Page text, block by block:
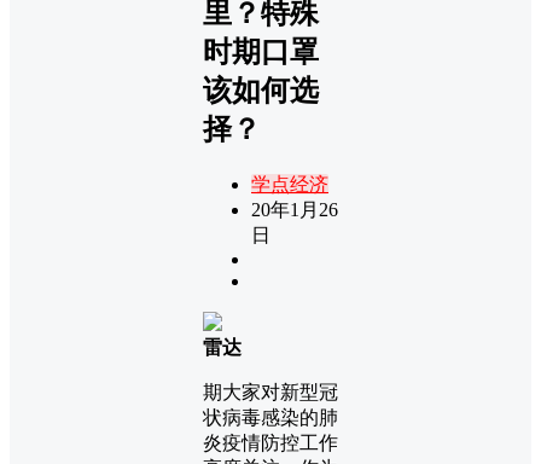
里？特殊
时期口罩
该如何选
择？
学点经济
20年1月26
日
雷达
期大家对新型冠
状病毒感染的肺
炎疫情防控工作